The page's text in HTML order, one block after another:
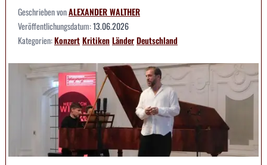
Geschrieben vonALEXANDER WALTHER
Veröffentlichungsdatum:13.06.2026
Kategorien:KonzertKritikenLänderDeutschland